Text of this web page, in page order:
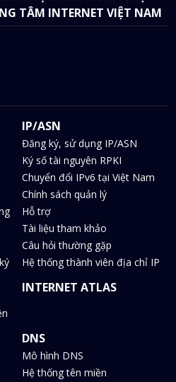
TÂM INTERNET VIỆT NAM
IP/ASN
Đăng ký, sử dụng IP/ASN
Ký số tài nguyên RPKI
Chuyển đổi IPv6 tại Việt Nam
Chính sách quản lý
Hỗ trợ
Tài liệu tham khảo
Câu hỏi thường gặp
Hệ thống thành viên địa chỉ IP
INTERNET ATLAS
DNS
Mô hình DNS
Hệ thống tên miền